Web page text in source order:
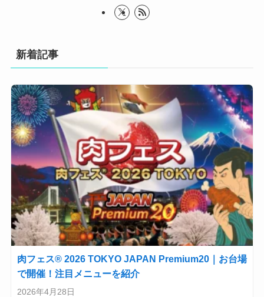
新着記事
肉フェス® 2026 TOKYO JAPAN Premium20｜お台場
で開催！注目メニューを紹介
2026年4月28日